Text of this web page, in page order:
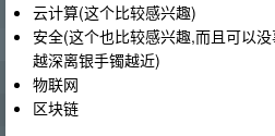
云计算(这个比较感兴趣)
安全(这个也比较感兴趣,而且可以
越深离银手镯越近)
物联网
区块链